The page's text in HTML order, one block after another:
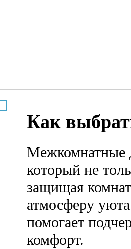
Как
Межкомнатные
который не
защищая
атмосферу
помогает
комфорт.